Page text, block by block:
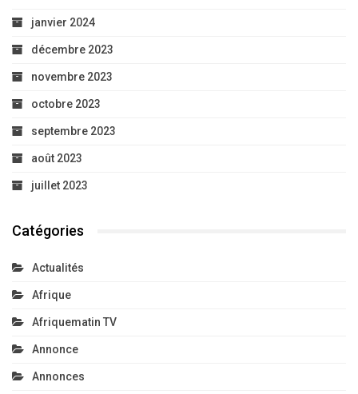
janvier 2024
décembre 2023
novembre 2023
octobre 2023
septembre 2023
août 2023
juillet 2023
Catégories
Actualités
Afrique
Afriquematin TV
Annonce
Annonces